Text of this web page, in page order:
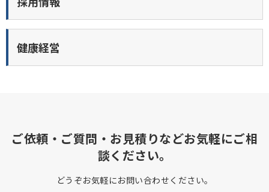
健康経営
ご依頼・ご質問・お見積りなどお気軽にご相
談ください。
どうぞお気軽にお問い合わせください。